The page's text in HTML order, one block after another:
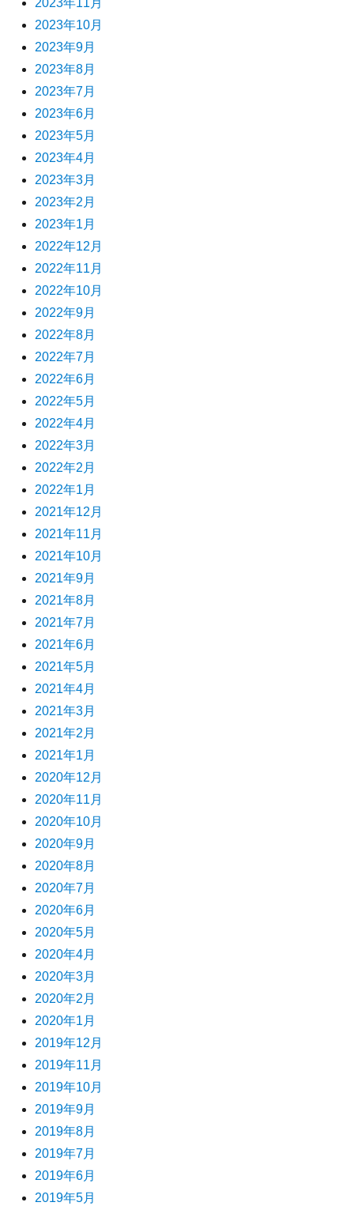
2023年11月
2023年10月
2023年9月
2023年8月
2023年7月
2023年6月
2023年5月
2023年4月
2023年3月
2023年2月
2023年1月
2022年12月
2022年11月
2022年10月
2022年9月
2022年8月
2022年7月
2022年6月
2022年5月
2022年4月
2022年3月
2022年2月
2022年1月
2021年12月
2021年11月
2021年10月
2021年9月
2021年8月
2021年7月
2021年6月
2021年5月
2021年4月
2021年3月
2021年2月
2021年1月
2020年12月
2020年11月
2020年10月
2020年9月
2020年8月
2020年7月
2020年6月
2020年5月
2020年4月
2020年3月
2020年2月
2020年1月
2019年12月
2019年11月
2019年10月
2019年9月
2019年8月
2019年7月
2019年6月
2019年5月